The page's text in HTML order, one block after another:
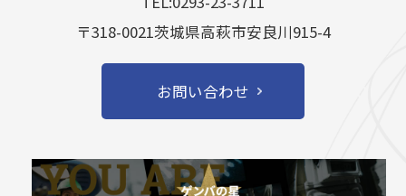
〒318-0021茨城県高萩市安良川915-4
お問い合わせ